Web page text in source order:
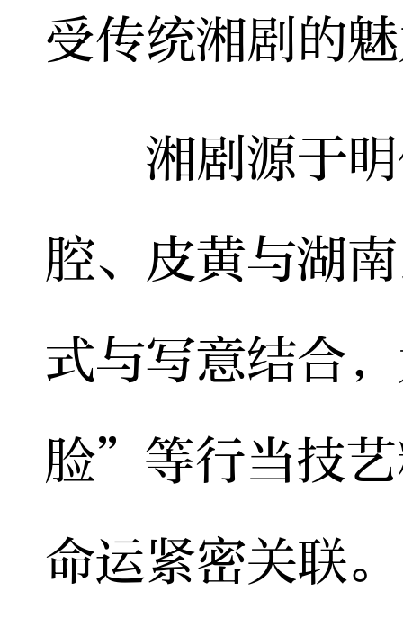
受传统湘剧的
湘剧源于明
腔、皮黄与湖
式与写意结合
脸”等行当技
命运紧密关联。